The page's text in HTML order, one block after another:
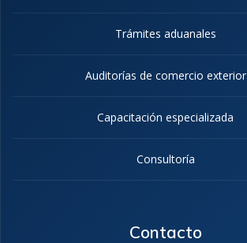
Trámites aduanales
Auditorías de comercio exterior
Capacitación especializada
Consultoría
Contacto